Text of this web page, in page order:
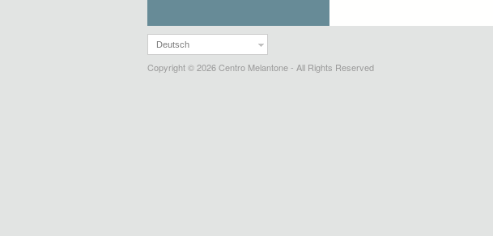
Deutsch
Copyright © 2026 Centro Melantone - All Rights Reserved